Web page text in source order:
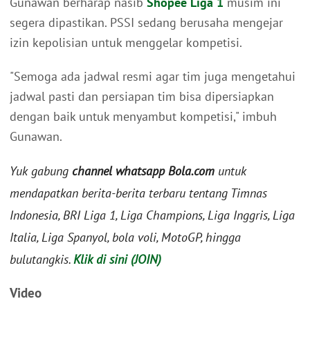
segera dipastikan. PSSI sedang berusaha mengejar
izin kepolisian untuk menggelar kompetisi.
"Semoga ada jadwal resmi agar tim juga mengetahui
jadwal pasti dan persiapan tim bisa dipersiapkan
dengan baik untuk menyambut kompetisi," imbuh
Gunawan.
Yuk gabung channel whatsapp Bola.com untuk
mendapatkan berita-berita terbaru tentang Timnas
Indonesia, BRI Liga 1, Liga Champions, Liga Inggris, Liga
Italia, Liga Spanyol, bola voli, MotoGP, hingga
bulutangkis.Klik di sini (JOIN)
Video